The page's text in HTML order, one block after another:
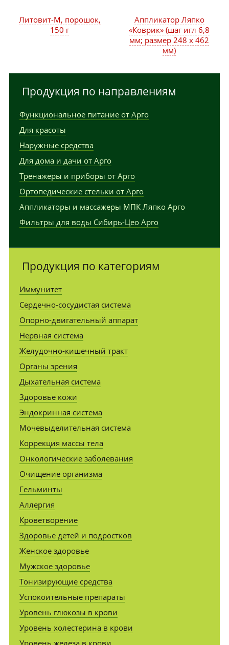
Аппликатор Ляпко
«Коврик» (шаг игл 6,8
мм; размер 248 х 462
мм)
Литовит-М, порошок,
150 г
Продукция по направлениям
Функциональное питание от Арго
Для красоты
Наружные средства
Для дома и дачи от Арго
Тренажеры и приборы от Арго
Ортопедические стельки от Арго
Аппликаторы и массажеры МПК Ляпко Арго
Фильтры для воды Сибирь-Цео Арго
Продукция по категориям
Иммунитет
Сердечно-сосудистая система
Опорно-двигательный аппарат
Нервная система
Желудочно-кишечный тракт
Органы зрения
Дыхательная система
Здоровье кожи
Эндокринная система
Мочевыделительная система
Коррекция массы тела
Онкологические заболевания
Очищение организма
Гельминты
Аллергия
Кроветворение
Здоровье детей и подростков
Женское здоровье
Мужское здоровье
Тонизирующие средства
Успокоительные препараты
Уровень глюкозы в крови
Уровень холестерина в крови
Уровень железа в крови